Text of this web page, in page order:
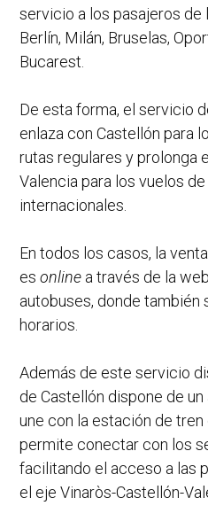
servicio a los pasajeros de
Berlín, Milán, Bruselas,
Bucarest.
De esta forma, el servicio
enlaza con Castellón para
rutas regulares y prolonga
Valencia para los vuelos
internacionales.
En todos los casos, la
es online a través de la
autobuses, donde también
horarios.
Además de este servicio
de Castellón dispone de
une con la estación de
permite conectar con los
facilitando el acceso a las
el eje Vinaròs-Castellón-